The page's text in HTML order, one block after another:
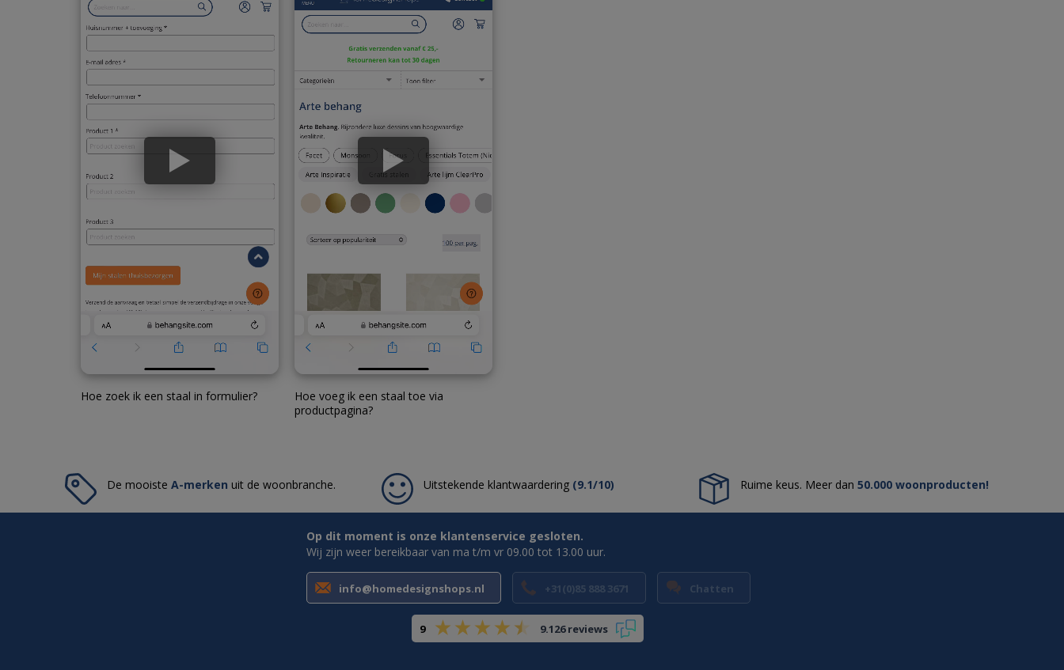
Hoe zoek ik een staal in formulier?
Hoe voeg ik een staal toe via
productpagina?
De mooiste A-merken uit de woonbranche. Uitstekende klantwaardering (9.1/10) Ruime keus. Meer dan 50.000 woonproducten!
Op dit moment is onze klantenservice gesloten.
Wij zijn weer bereikbaar van ma t/m vr 09.00 tot 13.00 uur.
info@homedesignshops.nl +31(0)85 888 3671 Chatten
9 9.126 reviews